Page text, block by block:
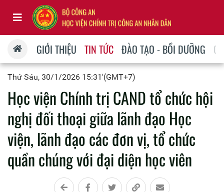
GIỚI THIỆU TIN TỨC ĐÀO TẠO - BỒI DƯỠNG
Thứ Sáu, 30/1/2026 15:31'(GMT+7)
Học viện Chính trị CAND tổ chức hội
nghị đối thoại giữa lãnh đạo Học
viện, lãnh đạo các đơn vị, tổ chức
quần chúng với đại diện học viên